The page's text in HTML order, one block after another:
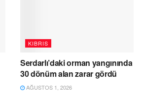
KIBRIS
Serdarlı’daki orman yangınında
30 dönüm alan zarar gördü
AĞUSTOS 1, 2026